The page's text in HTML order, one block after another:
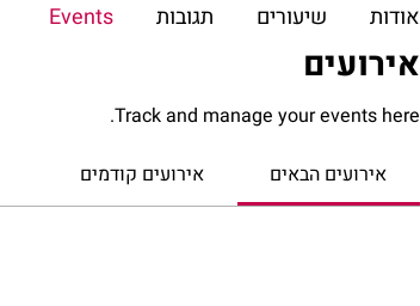
אירועים
Track and manage your events here.
אירועים הבאים אירועים קודמים
אודות שיעורים תגובות Events